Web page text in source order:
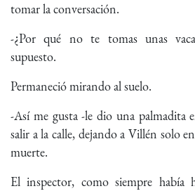
tomar la conversación.
-¿Por qué no te tomas unas
supuesto.
Permaneció mirando al suelo.
-Así me gusta -le dio una palmadita
salir a la calle, dejando a Villén solo
muerte.
El inspector, como siempre había